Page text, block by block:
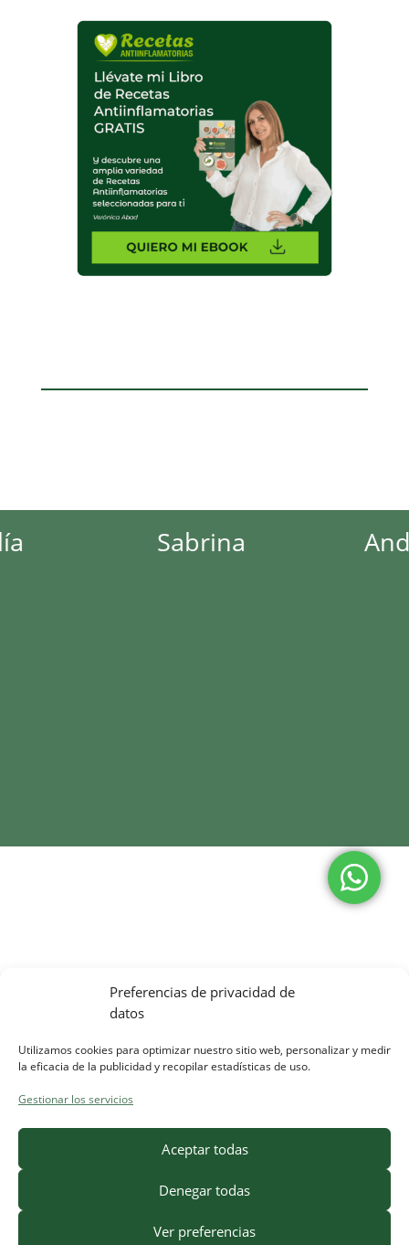
Preferencias de privacidad de
datos
Utilizamos cookies para optimizar nuestro sitio web, personalizar y medir
la eficacia de la publicidad y recopilar estadísticas de uso.
Gestionar los servicios
Aceptar todas
Denegar todas
Ver preferencias
Sabrina Andrea